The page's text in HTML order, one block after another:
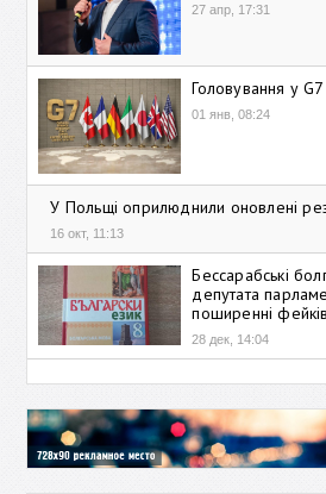
27 апр, 17:31
Головування у
01 янв, 08:24
У Польщі оприлюднили оновлені
16 окт, 11:13
Бессарабські
депутата
поширенні фейків
28 дек, 14:04